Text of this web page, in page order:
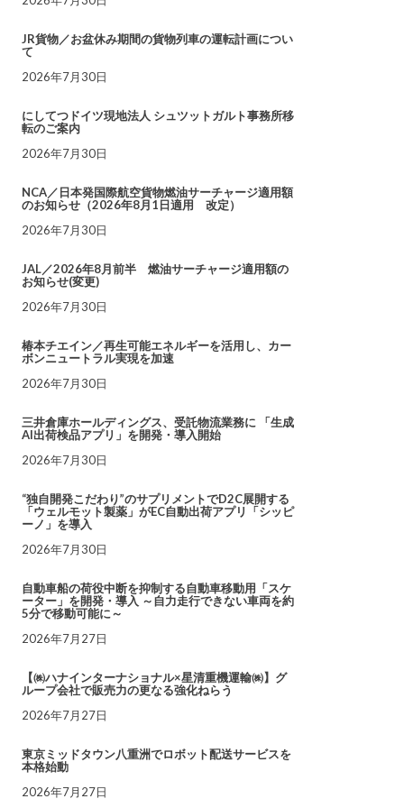
JR貨物／お盆休み期間の貨物列車の運転計画につい
て
2026年7月30日
にしてつドイツ現地法人 シュツットガルト事務所移
転のご案内
2026年7月30日
NCA／日本発国際航空貨物燃油サーチャージ適用額
のお知らせ（2026年8月1日適用 改定）
2026年7月30日
JAL／2026年8月前半 燃油サーチャージ適用額の
お知らせ(変更)
2026年7月30日
椿本チエイン／再生可能エネルギーを活用し、カー
ボンニュートラル実現を加速
2026年7月30日
三井倉庫ホールディングス、受託物流業務に 「生成
AI出荷検品アプリ」を開発・導入開始
2026年7月30日
“独自開発こだわり”のサプリメントでD2C展開する
「ウェルモット製薬」がEC自動出荷アプリ「シッピ
ーノ」を導入
2026年7月30日
自動車船の荷役中断を抑制する自動車移動用「スケ
ーター」を開発・導入 ～自力走行できない車両を約
5分で移動可能に～
2026年7月27日
【㈱ハナインターナショナル×星清重機運輸㈱】グ
ループ会社で販売力の更なる強化ねらう
2026年7月27日
東京ミッドタウン八重洲でロボット配送サービスを
本格始動
2026年7月27日